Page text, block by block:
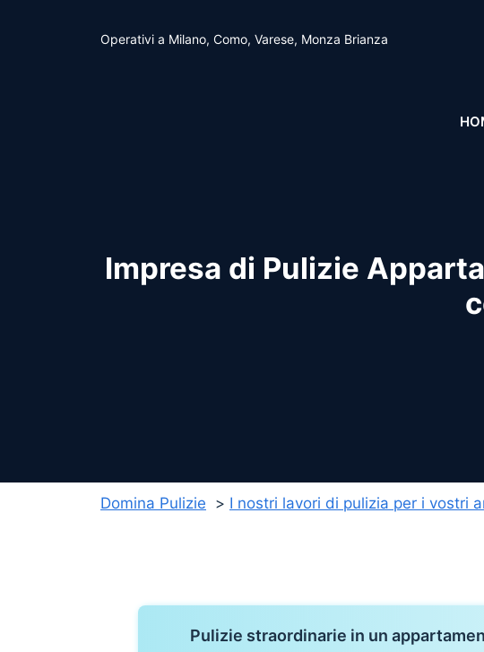
Operativi a Milano, Como, Varese, Monza Brianza
Impresa di Pulizie
Domina Pulizie I nostri lavori di pulizia per i vostri
Pulizie straordinarie in un